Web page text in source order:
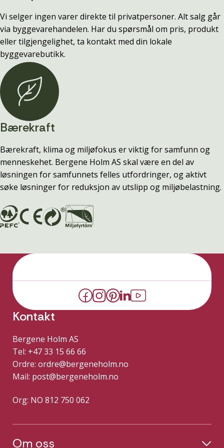
Vi selger ingen varer direkte til privatpersoner. Alt salg går
via byggevarehandelen. Har du spørsmål om pris, produkt
eller tilgjengelighet, ta kontakt med din lokale
byggevarebutikk.
Bærekraft
Bærekraft, klima og miljøfokus er viktig for samfunn og
menneskehet. Bergene Holm AS skal være en del av
løsningen for samfunnets felles utfordringer, og aktivt
søke løsninger for reduksjon av utslipp og miljøbelastning.
Kontakt
Bergene Holm AS
Tel: +47 33 15 66 66
Ordre: ordre@bergeneholm.no
Mail: post@bergeneholm.no
Org: NO 812 750 062
Om oss